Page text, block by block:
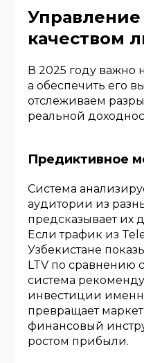
качеством
В 2025 году важно
а обеспечить его
отслеживаем
реальной
Предиктивное
Система
аудитории из
предсказывает их
Если трафик из
Узбекистане
LTV по сравнению
система
инвестиции
превращает
финансовый
ростом прибыли.